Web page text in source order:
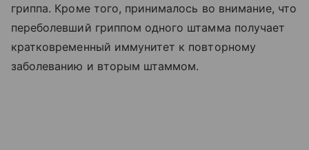
гриппа. Кроме того, принималось во внимание, что
переболевший гриппом одного штамма получает
кратковременный иммунитет к повторному
заболеванию и вторым штаммом.